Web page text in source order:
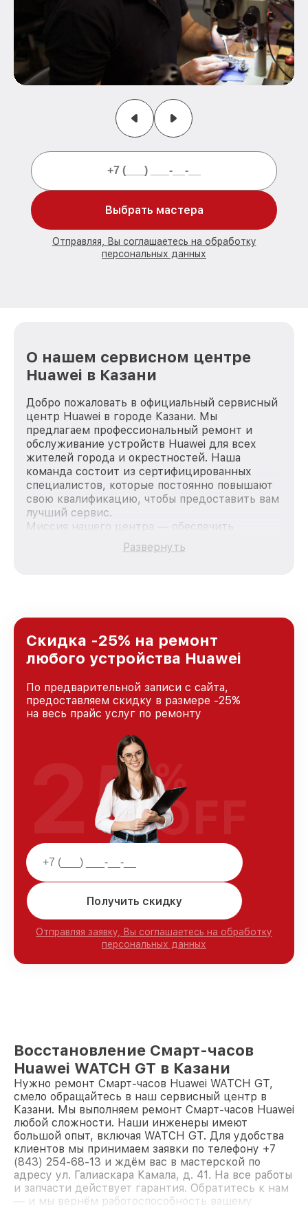
Выбрать мастера
Отправляя, Вы соглашаетесь на обработку
персональных данных
О нашем сервисном центре
Huawei в Казани
Добро пожаловать в официальный сервисный
центр Huawei в городе Казани. Мы
предлагаем профессиональный ремонт и
обслуживание устройств Huawei для всех
жителей города и окрестностей. Наша
команда состоит из сертифицированных
специалистов, которые постоянно повышают
свою квалификацию, чтобы предоставить вам
лучший сервис.
Миссия нашего центра — обеспечить
качественный и доступный ремонт для
каждого пользователя продукции Huawei, вне
Казани, постоянно повышая уровень доверия
и лояльности наших клиентов.
Развернуть
Скидка -25% на ремонт
любого устройства Huawei
По предварительной записи с сайта,
предоставляем скидку в размере -25%
на весь прайс услуг по ремонту
Получить скидку
Отправляя заявку, Вы соглашаетесь на обработку
персональных данных
25%
OFF
Восстановление Смарт-часов
Huawei WATCH GT в Казани
Нужно ремонт Смарт-часов Huawei WATCH GT,
смело обращайтесь в наш сервисный центр в
Казани. Мы выполняем ремонт Смарт-часов Huawei
любой сложности. Наши инженеры имеют
большой опыт, включая WATCH GT. Для удобства
клиентов мы принимаем заявки по телефону +7
(843) 254-68-13 и ждём вас в мастерской по
адресу ул. Галиаскара Камала, д. 41. На все работы
и запчасти действует гарантия. Обратитесь к нам
— и мы вернём работоспособность вашему